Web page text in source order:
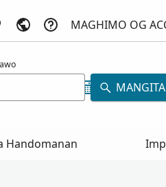
MAGHIMO OG
MANGITA
Handomanan